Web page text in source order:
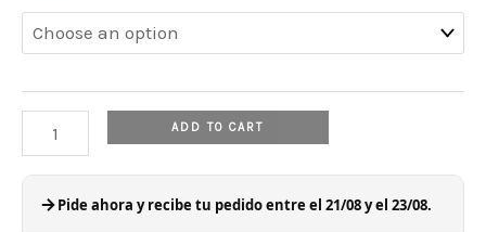
260,00 €.139,99 €.
16
Elite
quantity
ADD TO CART
Pide ahora y recibe tu pedido entre el 21/08 y el 23/08.